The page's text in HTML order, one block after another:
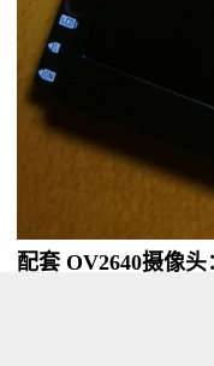
配套 OV2640摄像